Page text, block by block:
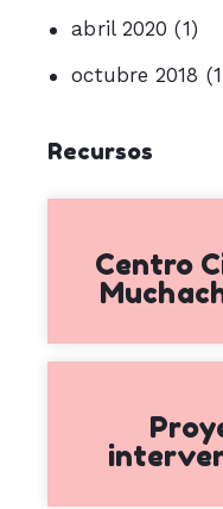
abril 2020 (1)
octubre 2018
Recursos
Centro